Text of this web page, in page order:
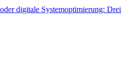
digitale Systemoptimierung: